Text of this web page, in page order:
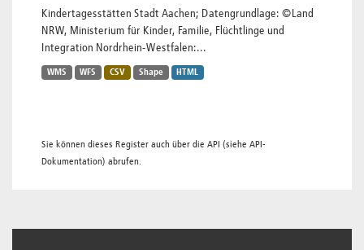
Kindertagesstätten Stadt Aachen; Datengrundlage: ©Land
NRW, Ministerium für Kinder, Familie, Flüchtlinge und
Integration Nordrhein-Westfalen:...
WMS WFS CSV Shape HTML
Sie können dieses Register auch über die API (siehe API-
Dokumentation) abrufen.